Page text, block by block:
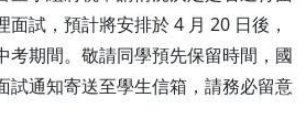
面試，預計將安排於 4 月 20 日後，
考期間。敬請同學預先保留時間，國
試通知寄送至學生信箱，請務必留意